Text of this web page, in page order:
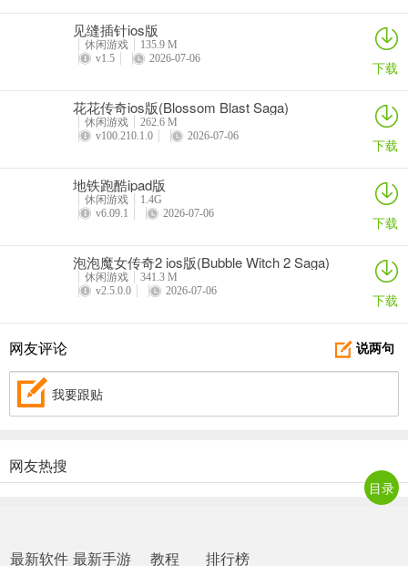
7、选择乐曲02，此时整个屏幕开始摇晃，不要怕，是再在放歌曲舒
8、再去打开私密文件夹，空的界面就会被摇晃掉
9、连续点击超私密文件夹，直到18 文件出现
见缝插针ios版
休闲游戏
135.9 M
v1.5
2026-07-06 下载
花花传奇ios版(Blossom Blast Saga)
休闲游戏
262.6 M
v100.210.1.0
2026-07-06 下载
地铁跑酷ipad版
休闲游戏
1.4G
v6.09.1
2026-07-06 下载
泡泡魔女传奇2 ios版(Bubble Witch 2 Saga)
休闲游戏
341.3 M
v2.5.0.0
2026-07-06 下载
说两句
网友评论
我要跟贴
网友热搜
最新软件 最新手游 教程 排行榜
目录